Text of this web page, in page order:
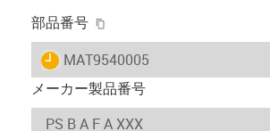
部品番号
igus-icon-lieferzeit
MAT9540005
メーカー製品番号